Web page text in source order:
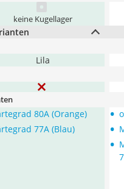
keine Kugellager
Lila
80A (Orange)
77A (Blau)
•
•
•